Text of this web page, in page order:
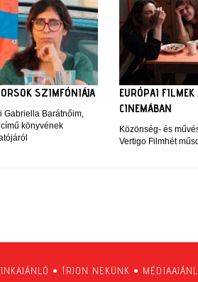
SZIMFÓNIÁJA
Gabriella Barátnőim,
könyvének
EURÓPAI FILMEK
CINEMÁBAN
Közönség- és
Vertigo Filmhét
• ÍRJON NEKÜNK •